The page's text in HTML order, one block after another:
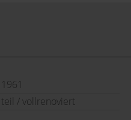
1961
teil / vollrenoviert